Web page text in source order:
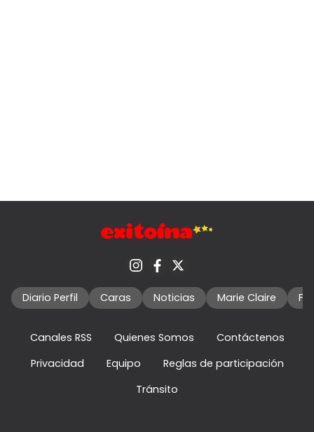
Diario Perfil Caras Noticias Marie Claire
Canales RSS Quienes Somos
Contáctenos
Privacidad
Equipo
Reglas de participación
Tránsito